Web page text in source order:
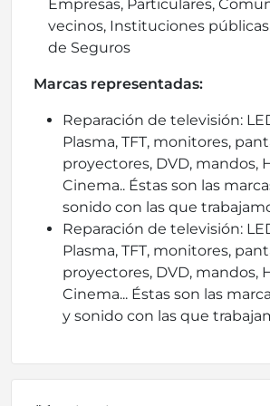
Empresas, Particulares,
vecinos, Instituciones
de Seguros
Marcas representadas:
Reparación de televisión:
Plasma, TFT, monitores,
proyectores, DVD, mandos,
Cinema.. Éstas son las
sonido con las que
Reparación de televisión:
Plasma, TFT, monitores,
proyectores, DVD, mandos,
Cinema... Éstas son las
y sonido con las que